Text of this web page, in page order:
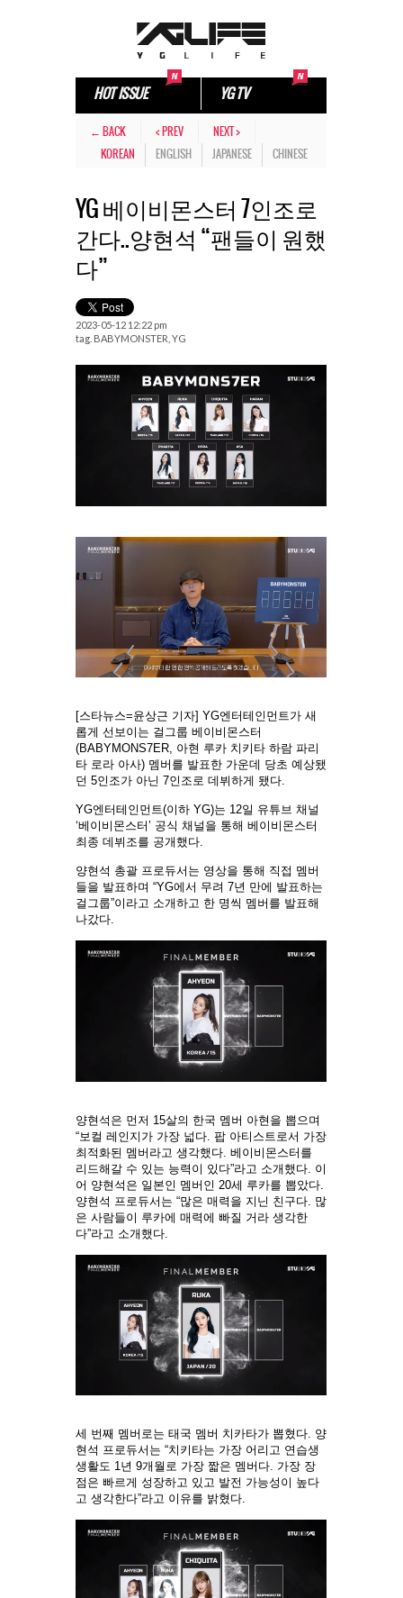
HOT ISSUE YG TV
← BACK < PREV
NEXT >
KOREAN
ENGLISH JAPANESE CHINESE
YG 베이비몬스터 7인조로
간다..양현석 “팬들이 원했
다”
2023-05-12 12:22 pm
tag. BABYMONSTER YG
[스타뉴스=윤상근 기자] YG엔터테인먼트가 새
롭게 선보이는 걸그룹 베이비몬스터
(BABYMONS7ER, 아현 루카 치키타 하람 파리
타 로라 아사) 멤버를 발표한 가운데 당초 예상됐
던 5인조가 아닌 7인조로 데뷔하게 됐다.
YG엔터테인먼트(이하 YG)는 12일 유튜브 채널
‘베이비몬스터’ 공식 채널을 통해 베이비몬스터
최종 데뷔조를 공개했다.
양현석 총괄 프로듀서는 영상을 통해 직접 멤버
들을 발표하며 “YG에서 무려 7년 만에 발표하는
걸그룹”이라고 소개하고 한 명씩 멤버를 발표해
나갔다.
양현석은 먼저 15살의 한국 멤버 아현을 뽑으며
“보컬 레인지가 가장 넓다. 팝 아티스트로서 가장
최적화된 멤버라고 생각했다. 베이비몬스터를
리드해갈 수 있는 능력이 있다”라고 소개했다. 이
어 양현석은 일본인 멤버인 20세 루카를 뽑았다.
양현석 프로듀서는 “많은 매력을 지닌 친구다. 많
은 사람들이 루카에 매력에 빠질 거라 생각한
다”라고 소개했다.
세 번째 멤버로는 태국 멤버 치카타가 뽑혔다. 양
현석 프로듀서는 “치키타는 가장 어리고 연습생
생활도 1년 9개월로 가장 짧은 멤버다. 가장 장
점은 빠르게 성장하고 있고 발전 가능성이 높다
고 생각한다”라고 이유를 밝혔다.